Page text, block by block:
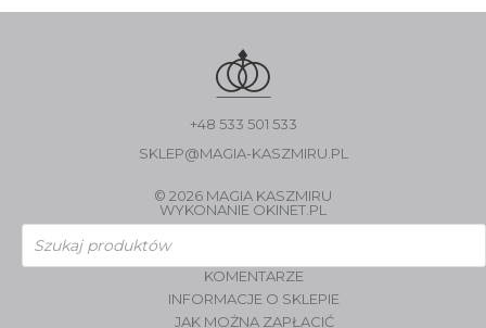
+48 533 501 533
SKLEP@MAGIA-KASZMIRU.PL
© 2026 MAGIA KASZMIRU
WYKONANIE OKINET.PL
Wyszukiwarka
produktów
KOMENTARZE
INFORMACJE O SKLEPIE
JAK MOŻNA ZAPŁACIĆ